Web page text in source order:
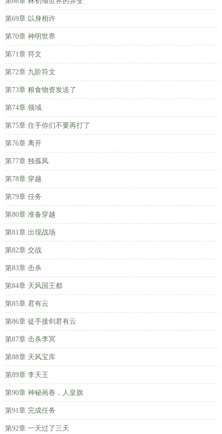
第69章 以身相许
第70章 神明世界
第71章 符文
第72章 九阶符文
第73章 粮食物资发送了
第74章 领域
第75章 住手你们不要再打了
第76章 离开
第77章 独孤凤
第78章 穿越
第79章 任务
第80章 准备穿越
第81章 出现战场
第82章 交战
第83章 击杀
第84章 天风国王都
第85章 君有云
第86章 徒手接剑君有云
第87章 击杀李冥
第88章 天风宝库
第89章 李天王
第90章 神秘画卷，人皇旗
第91章 完成任务
第92章 一天过了三天